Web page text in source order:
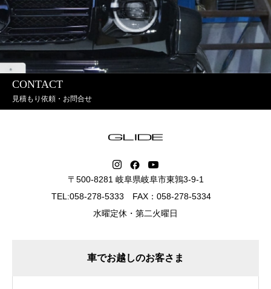
CONTACT
見積もり依頼・お問合せ
〒500-8281 岐阜県岐阜市東鶉3-9-1
TEL:058-278-5333 FAX：058-278-5334
水曜定休・第二火曜日
車でお越しのお客さま